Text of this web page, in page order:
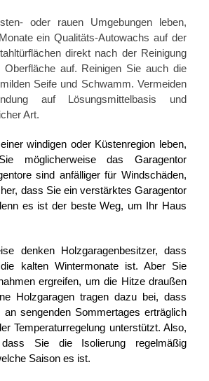
oder rauen Umgebungen leben,
ein Qualitäts-Autowachs auf der
direkt nach der Reinigung
auf. Reinigen Sie auch die
Seife und Schwamm. Vermeiden
auf Lösungsmittelbasis und
Art.
windigen oder Küstenregion leben,
möglicherweise das Garagentor
sind anfälliger für Windschäden,
dass Sie ein verstärktes Garagentor
es ist der beste Weg, um Ihr Haus
denken Holzgaragenbesitzer, dass
kalten Wintermonate ist. Aber Sie
ergreifen, um die Hitze draußen
Holzgaragen tragen dazu bei, dass
sengenden Sommertages erträglich
Temperaturregelung unterstützt. Also,
Sie die Isolierung regelmäßig
Saison es ist.